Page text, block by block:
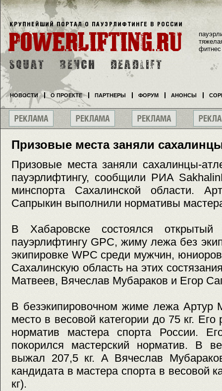
Призовые места заняли
Призовые места заняли сахалинцы-
пауэрлифтингу, сообщили РИА
минспорта Сахалинской области.
Сапрыкин выполнили нормативы
В Хабаровске состоялся
пауэрлифтингу GPC, жиму лежа без
экипировке WPC среди мужчин,
Сахалинскую область на этих
Матвеев, Вячеслав Мубараков и Егор
В безэкипировочном жиме лежа Артур
место в весовой категории до 75 кг. Его
норматив мастера спорта России.
покорился мастерский норматив. В
выжал 207,5 кг. А Вячеслав
кандидата в мастера спорта в весовой
кг).
фитнес
НОВОСТИ О ПРОЕКТЕ ПАРТНЕРЫ ФОРУМ АНОНСЫ